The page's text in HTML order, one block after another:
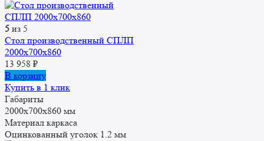
5 из 5
Стол производственный СПЛП
2000х700х860
13 958 ₽
В корзину
Купить в 1 клик
Габариты
2000x700x860 мм
Материал каркаса
Оцинкованный уголок 1.2 мм